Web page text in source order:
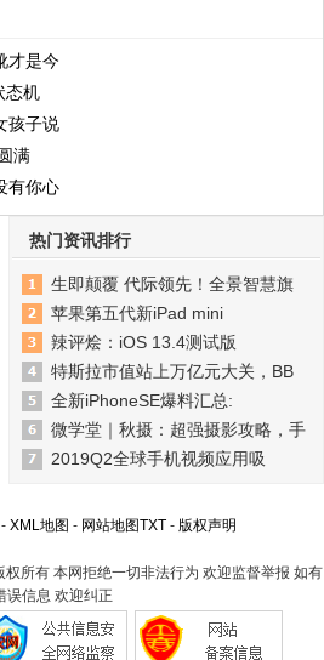
才是今
态机
孩子说
满
有你心
热门资讯排行
生即颠覆 代际领先！全景智慧旗
苹果第五代新iPad mini
辣评烩：iOS 13.4测试版
特斯拉市值站上万亿元大关，BB
全新iPhoneSE爆料汇总:
微学堂｜秋摄：超强摄影攻略，手
2019Q2全球手机视频应用吸
- XML地图 - 网站地图TXT- 版权声明
权所有 本网拒绝一切非法行为 欢迎监督举报 如有
误信息 欢迎纠正